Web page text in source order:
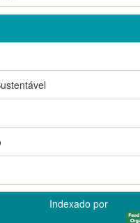
Indexado por